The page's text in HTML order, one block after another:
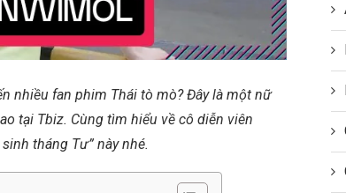
nhiều fan phim Thái tò mò? Đây là một nữ
tại Tbiz. Cùng tìm hiểu về cô diễn viên
tháng Tư” này nhé.